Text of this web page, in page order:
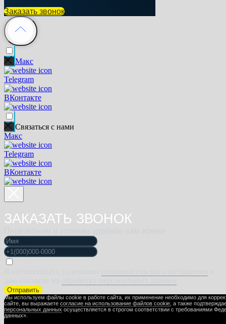
Заказать звонок
Макс
Telegram
ВКонтакте
Связаться с нами
Макс
Telegram
ВКонтакте
ЗАКАЗАТЬ ЗВОНОК
Отправить
Мы используем файлы cookie в работе сайта, их применение необходимо для
сайте, вы выражаете согласие на использование файлов cookie , а также
персональных данных осуществляется в строгом соответствии с требованиями
данных».